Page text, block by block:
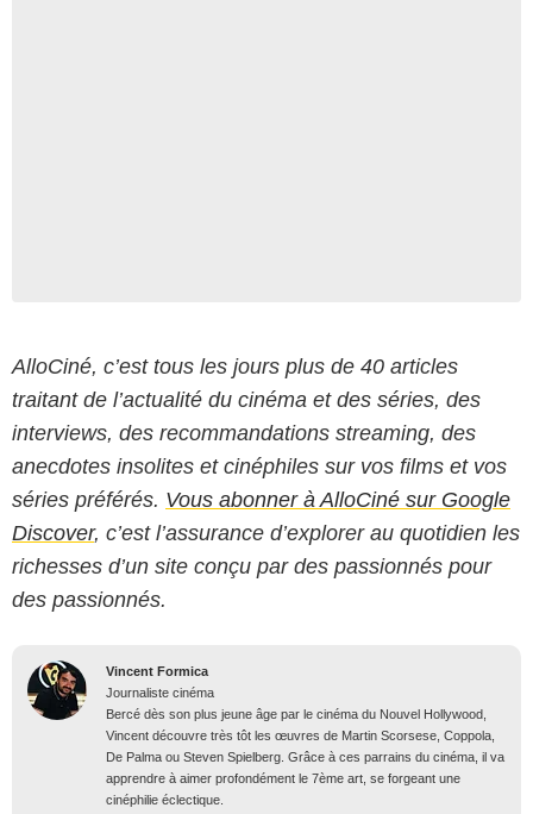
AlloCiné, c’est tous les jours plus de 40 articles
traitant de l’actualité du cinéma et des séries, des
interviews, des recommandations streaming, des
anecdotes insolites et cinéphiles sur vos films et vos
séries préférés. Vous abonner à AlloCiné sur Google
Discover, c’est l’assurance d’explorer au quotidien les
richesses d’un site conçu par des passionnés pour
des passionnés.
Vincent Formica
Journaliste cinéma
Bercé dès son plus jeune âge par le cinéma du Nouvel Hollywood,
Vincent découvre très tôt les œuvres de Martin Scorsese, Coppola,
De Palma ou Steven Spielberg. Grâce à ces parrains du cinéma, il va
apprendre à aimer profondément le 7ème art, se forgeant une
cinéphilie éclectique.